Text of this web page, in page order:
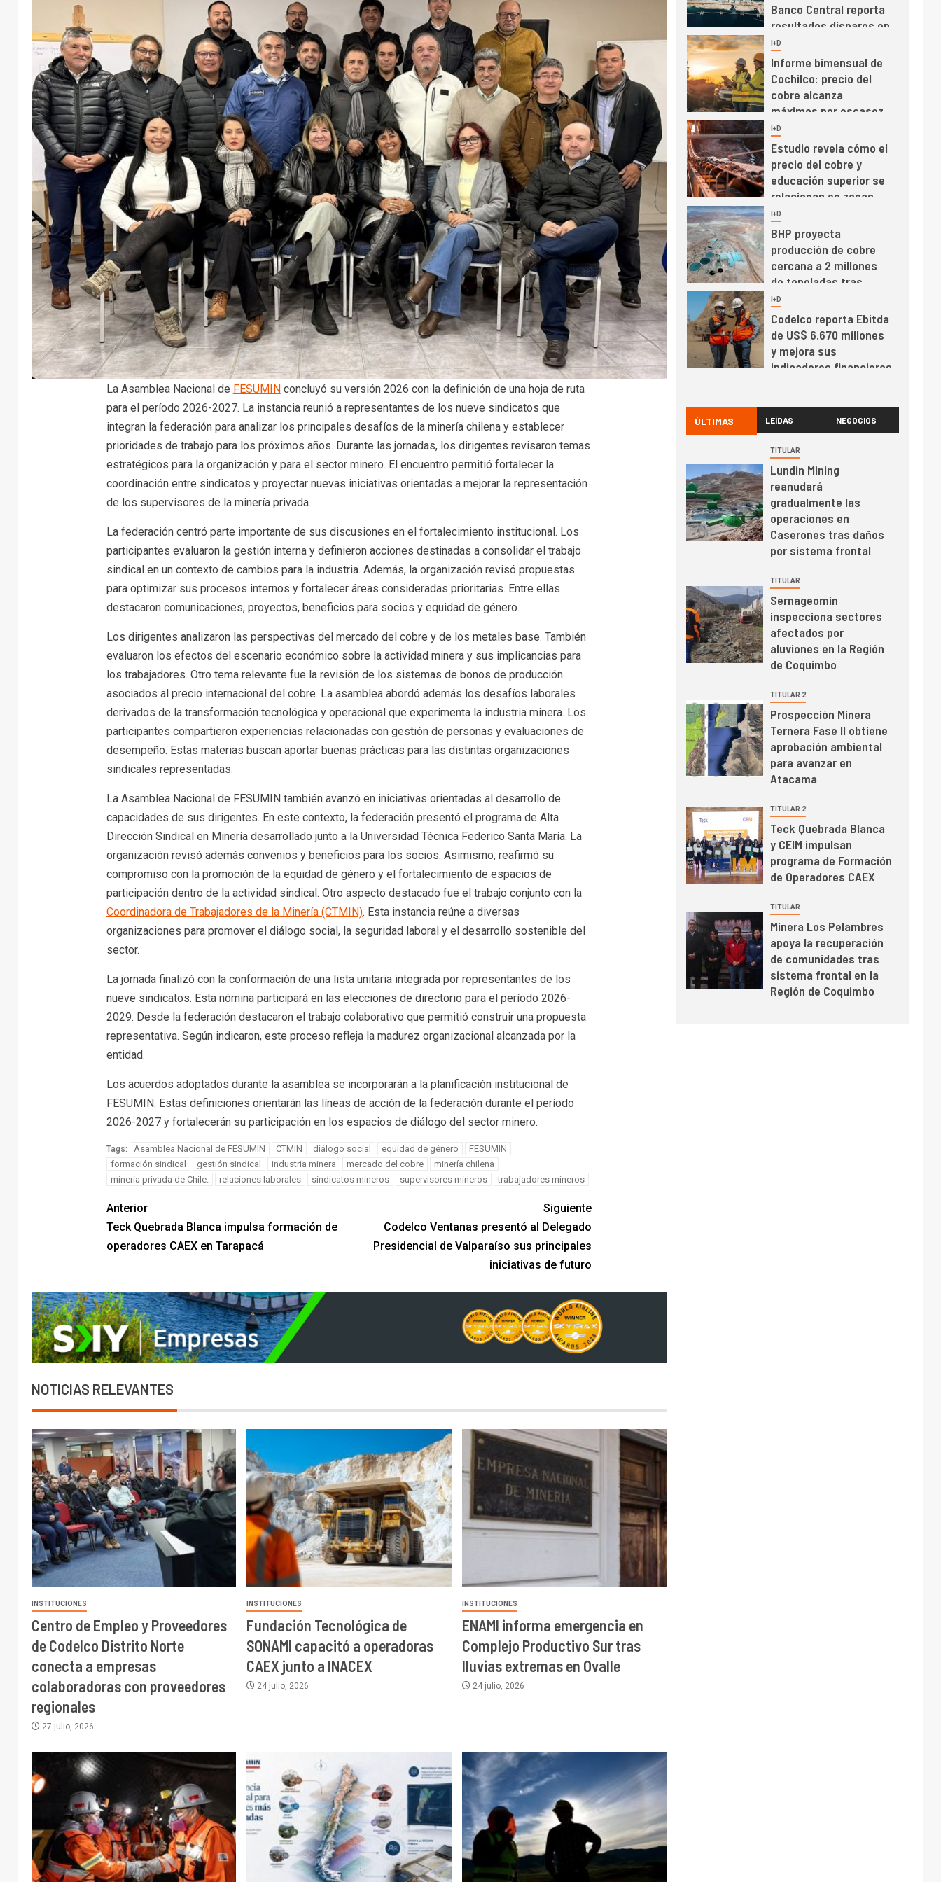
La Asamblea Nacional de FESUMINconcluyó su versión 2026 con la definición de una hoja de ruta
para el período 2026-2027. La instancia reunió a representantes de los nueve sindicatos que
integran la federación para analizar los principales desafíos de la minería chilena y establecer
prioridades de trabajo para los próximos años. Durante las jornadas, los dirigentes revisaron temas
estratégicos para la organización y para el sector minero. El encuentro permitió fortalecer la
coordinación entre sindicatos y proyectar nuevas iniciativas orientadas a mejorar la representación
de los supervisores de la minería privada.
La federación centró parte importante de sus discusiones en el fortalecimiento institucional. Los
participantes evaluaron la gestión interna y definieron acciones destinadas a consolidar el trabajo
sindical en un contexto de cambios para la industria. Además, la organización revisó propuestas
para optimizar sus procesos internos y fortalecer áreas consideradas prioritarias. Entre ellas
destacaron comunicaciones, proyectos, beneficios para socios y equidad de género.
Los dirigentes analizaron las perspectivas del mercado del cobre y de los metales base. También
evaluaron los efectos del escenario económico sobre la actividad minera y sus implicancias para
los trabajadores. Otro tema relevante fue la revisión de los sistemas de bonos de producción
asociados al precio internacional del cobre. La asamblea abordó además los desafíos laborales
derivados de la transformación tecnológica y operacional que experimenta la industria minera. Los
participantes compartieron experiencias relacionadas con gestión de personas y evaluaciones de
desempeño. Estas materias buscan aportar buenas prácticas para las distintas organizaciones
sindicales representadas.
La Asamblea Nacional de FESUMIN también avanzó en iniciativas orientadas al desarrollo de
capacidades de sus dirigentes. En este contexto, la federación presentó el programa de Alta
Dirección Sindical en Minería desarrollado junto a la Universidad Técnica Federico Santa María. La
organización revisó además convenios y beneficios para los socios. Asimismo, reafirmó su
compromiso con la promoción de la equidad de género y el fortalecimiento de espacios de
participación dentro de la actividad sindical. Otro aspecto destacado fue el trabajo conjunto con la
Coordinadora de Trabajadores de la Minería (CTMIN). Esta instancia reúne a diversas
organizaciones para promover el diálogo social, la seguridad laboral y el desarrollo sostenible del
sector.
La jornada finalizó con la conformación de una lista unitaria integrada por representantes de los
nueve sindicatos. Esta nómina participará en las elecciones de directorio para el período 2026-
2029. Desde la federación destacaron el trabajo colaborativo que permitió construir una propuesta
representativa. Según indicaron, este proceso refleja la madurez organizacional alcanzada por la
entidad.
Los acuerdos adoptados durante la asamblea se incorporarán a la planificación institucional de
FESUMIN. Estas definiciones orientarán las líneas de acción de la federación durante el período
2026-2027 y fortalecerán su participación en los espacios de diálogo del sector minero.
Tags: Asamblea Nacional de FESUMIN CTMIN diálogo social equidad de género
FESUMIN
formación sindical
gestión sindical industria minera mercado del cobre
minería chilena
minería privada de Chile.
relaciones laborales sindicatos mineros supervisores mineros trabajadores mineros
Anterior
Teck Quebrada Blanca impulsa formación de
operadores CAEX en Tarapacá
Siguiente
Codelco Ventanas presentó al Delegado
Presidencial de Valparaíso sus principales
iniciativas de futuro
NOTICIAS RELEVANTES
INSTITUCIONES
Centro de Empleo y Proveedores
de Codelco Distrito Norte
conecta a empresas
colaboradoras con proveedores
regionales
27 julio, 2026
INSTITUCIONES
Fundación Tecnológica de
SONAMI capacitó a operadoras
CAEX junto a INACEX
24 julio, 2026
INSTITUCIONES
ENAMI informa emergencia en
Complejo Productivo Sur tras
lluvias extremas en Ovalle
24 julio, 2026
Banco Central reporta
resultados dispares en
el primer trimestre
4 I+D
Informe bimensual de
Cochilco: precio del
cobre alcanza
máximos por escasez
de concentrados
5 I+D
Estudio revela cómo el
precio del cobre y
educación superior se
relacionan en zonas
mineras
6 I+D
BHP proyecta
producción de cobre
cercana a 2 millones
de toneladas tras
récord en Escondida
I+D
Codelco reporta Ebitda
de US$ 6.670 millones
y mejora sus
indicadores financieros
Codelco Ventanas
prueba camión 100%
eléctrico para
transportar cátodos al
Puerto de San Antonio
2 I+D
Producción minera en
mayo de 2026 cae
10,6%
I+D
PIB minero impacta el
crecimiento regional:
Banco Central reporta
resultados dispares en
el primer trimestre
4
Informe bimensual de
Cochilco: precio del
cobre alcanza
máximos por escasez
de concentrados
5 I+D
Estudio revela cómo el
precio del cobre y
educación superior se
mineras
6 I+D
BHP proyecta
producción de cobre
cercana a 2 millones
de toneladas tras
Codelco reporta Ebitda
de US$ 6.670 millones
y mejora sus
indicadores financieros
ÚLTIMAS LEÍDAS NEGOCIOS
TITULAR
Lundin Mining
reanudará
gradualmente las
operaciones en
Caserones tras daños
por sistema frontal
TITULAR
Sernageomin
inspecciona sectores
afectados por
aluviones en la Región
de Coquimbo
TITULAR 2
Prospección Minera
Ternera Fase II obtiene
aprobación ambiental
para avanzar en
Atacama
TITULAR 2
Teck Quebrada Blanca
y CEIM impulsan
programa de Formación
de Operadores CAEX
TITULAR
Minera Los Pelambres
apoya la recuperación
de comunidades tras
sistema frontal en la
Región de Coquimbo